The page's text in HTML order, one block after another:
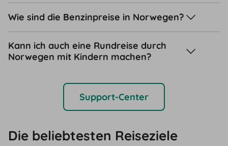
Wie sind die Benzinpreise in Norwegen?
Kann ich auch eine Rundreise durch
Norwegen mit Kindern machen?
Support-Center
Die beliebtesten Reiseziele